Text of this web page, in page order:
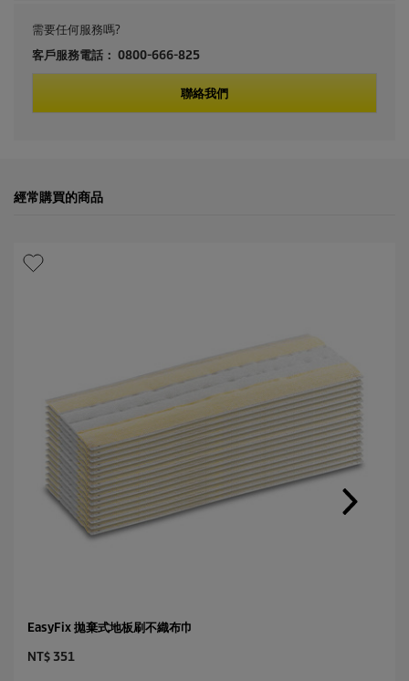
c
t
p
i
e
需要任何服務嗎?
客戶服務電話： 0800-666-825
聯絡我們
經常購買的商品
EasyFix 拋棄式地板刷不織布巾
C
NT$ 351